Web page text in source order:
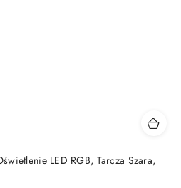
LED RGB, Tarcza Szara,